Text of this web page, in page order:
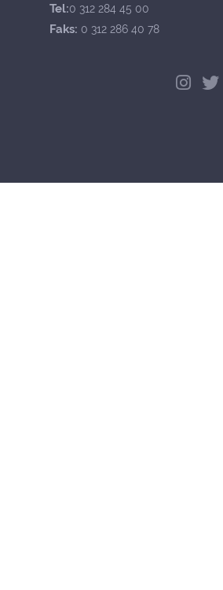
Tel:0 312 284 45 00
Faks: 0 312 286 40 78